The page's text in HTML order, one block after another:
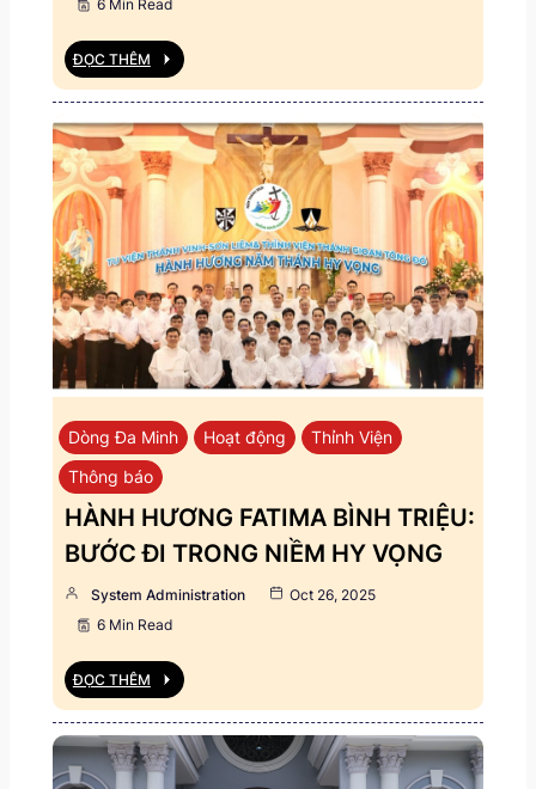
6 Min Read
ĐỌC THÊM
Dòng Đa Minh Hoạt động
Thỉnh Viện
Thông báo
HÀNH HƯƠNG FATIMA BÌNH TRIỆU:
BƯỚC ĐI TRONG NIỀM HY VỌNG
System Administration
Oct 26, 2025
6 Min Read
ĐỌC THÊM